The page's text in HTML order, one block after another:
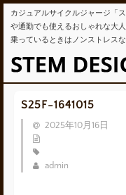
カジュアルサイクルジャージ「
や通勤でも使えるおしゃれな大
乗っているときはノンストレス
S25F-1641015
2025年10月16日
admin